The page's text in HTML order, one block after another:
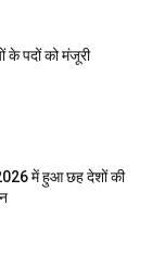
के पदों को मंजूरी
में हुआ छह देशों की